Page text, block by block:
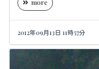
more
2012年09月13日 11時57分